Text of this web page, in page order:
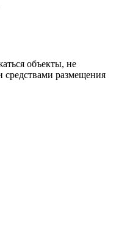
объекты, не
размещения